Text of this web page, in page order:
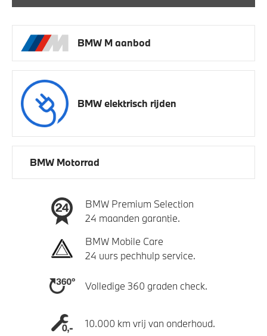
BMW M aanbod
BMW elektrisch rijden
BMW Motorrad
BMW Premium Selection
24 maanden garantie.
BMW Mobile Care
24 uurs pechhulp service.
Volledige 360 graden check.
10.000 km vrij van onderhoud.